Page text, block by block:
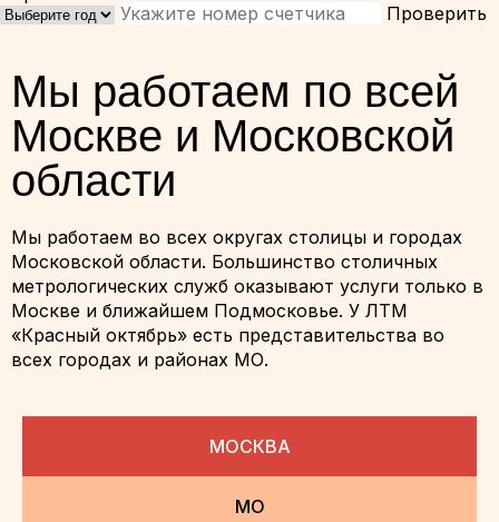
Проверить
Мы работаем по всей
Москве и Московской
области
Мы работаем во всех округах столицы и городах
Московской области. Большинство столичных
метрологических служб оказывают услуги только в
Москве и ближайшем Подмосковье. У ЛТМ
«Красный октябрь» есть представительства во
всех городах и районах МО.
МОСКВА
МО